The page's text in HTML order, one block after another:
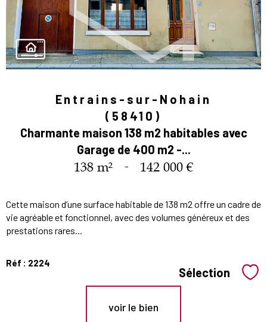
Entrains-sur-Nohain
(58410)
Charmante maison 138 m2 habitables avec
Garage de 400 m2 -...
138 m² - 142 000 €
Cette maison d’une surface habitable de 138 m2 offre un cadre de
vie agréable et fonctionnel, avec des volumes généreux et des
prestations rares...
Réf : 2224
Sélection
voir le bien